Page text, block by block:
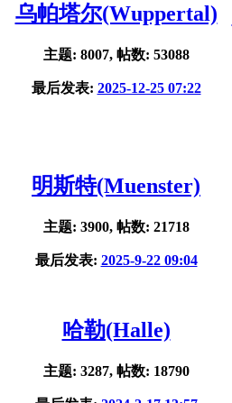
乌帕塔尔(Wuppertal)
主题: 8007, 帖数: 53088
最后发表: 2025-12-25 07:22
明斯特(Muenster)
主题: 3900, 帖数: 21718
最后发表: 2025-9-22 09:04
哈勒(Halle)
主题: 3287, 帖数: 18790